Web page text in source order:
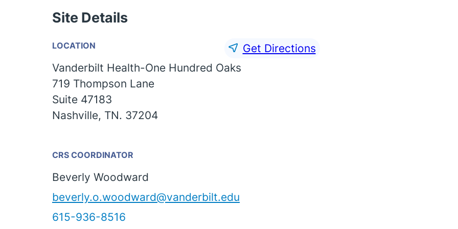
Site Details
LOCATION
Vanderbilt Health-One Hundred Oaks
719 Thompson Lane
Suite 47183
Nashville, TN. 37204
Get Directions
CRS COORDINATOR
Beverly Woodward
beverly.o.woodward@vanderbilt.edu
615-936-8516